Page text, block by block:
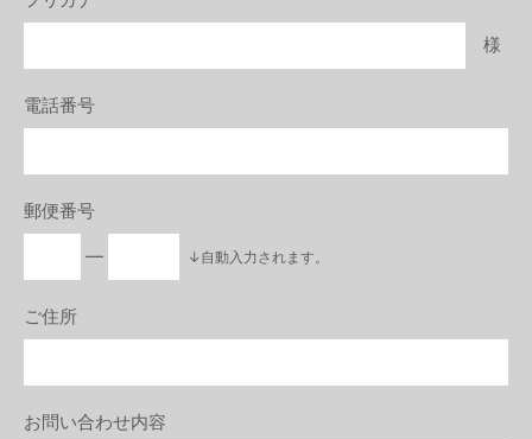
様
電話番号
郵便番号
―
↓自動入力されます。
ご住所
お問い合わせ内容